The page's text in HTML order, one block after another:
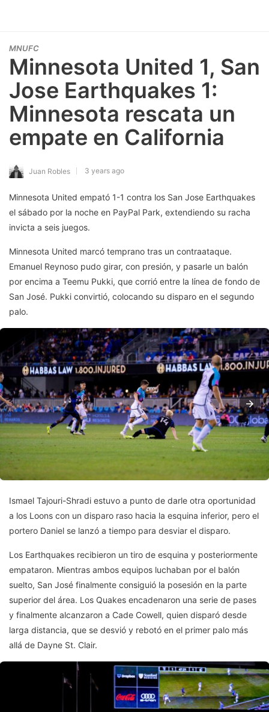
MNUFC
Minnesota United 1, San
Jose Earthquakes 1:
Minnesota rescata un
empate en California
Juan Robles 3 years ago
Minnesota United empató 1-1 contra los San Jose Earthquakes
el sábado por la noche en PayPal Park, extendiendo su racha
invicta a seis juegos.
Minnesota United marcó temprano tras un contraataque.
Emanuel Reynoso pudo girar, con presión, y pasarle un balón
por encima a Teemu Pukki, que corrió entre la línea de fondo de
San José. Pukki convirtió, colocando su disparo en el segundo
palo.
Ismael Tajouri-Shradi estuvo a punto de darle otra oportunidad
a los Loons con un disparo raso hacia la esquina inferior, pero el
portero Daniel se lanzó a tiempo para desviar el disparo.
Los Earthquakes recibieron un tiro de esquina y posteriormente
empataron. Mientras ambos equipos luchaban por el balón
suelto, San José finalmente consiguió la posesión en la parte
superior del área. Los Quakes encadenaron una serie de pases
y finalmente alcanzaron a Cade Cowell, quien disparó desde
larga distancia, que se desvió y rebotó en el primer palo más
allá de Dayne St. Clair.